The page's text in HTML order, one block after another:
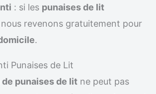
: si les punaises de lit
revenons gratuitement pour
.
Punaises de Lit
punaises de lit ne peut pas